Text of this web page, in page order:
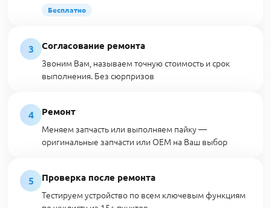
Бесплатно
3
Согласование ремонта
Звоним Вам, называем точную стоимость и срок
выполнения. Без сюрпризов
4
Ремонт
Меняем запчасть или выполняем пайку —
оригинальные запчасти или OEM на Ваш выбор
5
Проверка после ремонта
Тестируем устройство по всем ключевым функциям